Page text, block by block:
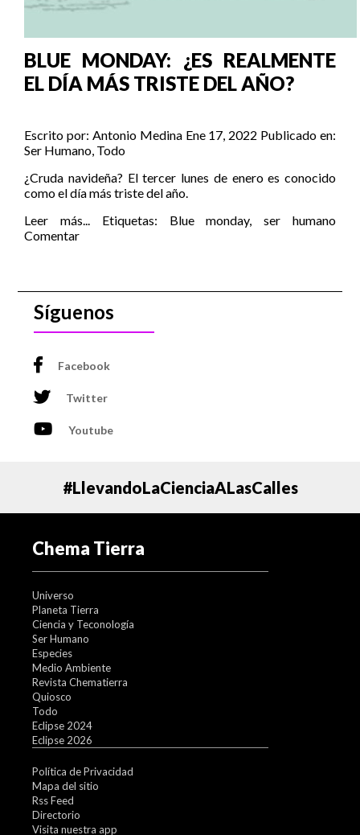
BLUE MONDAY: ¿ES REALMENTE
EL DÍA MÁS TRISTE DEL AÑO?
Escrito por: Antonio Medina Ene 17, 2022 Publicado en:
Ser Humano, Todo
¿Cruda navideña? El tercer lunes de enero es conocido
como el día más triste del año.
Leer más...
Etiquetas: Blue monday,ser humano
Comentar
Síguenos
Facebook
Twitter
Youtube
#LlevandoLaCienciaALasCalles
Chema Tierra
Universo
Planeta Tierra
Ciencia y Teconología
Ser Humano
Especies
Medio Ambiente
Revista Chematierra
Quiosco
Todo
Eclipse 2024
Eclipse 2026
Política de Privacidad
Mapa del sitio
Rss Feed
Directorio
Visita nuestra app